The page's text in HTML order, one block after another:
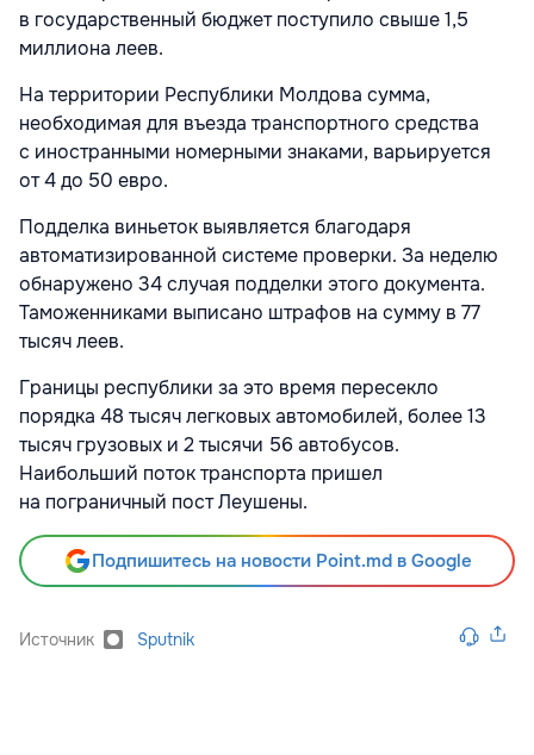
в государственный бюджет поступило свыше 1,5
миллиона леев.
На территории Республики Молдова сумма,
необходимая для въезда транспортного средства
с иностранными номерными знаками, варьируется
от 4 до 50 евро.
Подделка виньеток выявляется благодаря
автоматизированной системе проверки. За неделю
обнаружено 34 случая подделки этого документа.
Таможенниками выписано штрафов на сумму в 77
тысяч леев.
Границы республики за это время пересекло
порядка 48 тысяч легковых автомобилей, более 13
тысяч грузовых и 2 тысячи 56 автобусов.
Наибольший поток транспорта пришел
на пограничный пост Леушены.
Подпишитесь на новости Point.md в Google
Источник Sputnik